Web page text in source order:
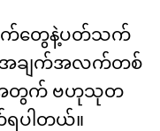
နက်တွေနဲ့ပတ်သက်
အချက်အလက်တစ်
အတွက် ဗဟုသုတ
ရပါတယ်။